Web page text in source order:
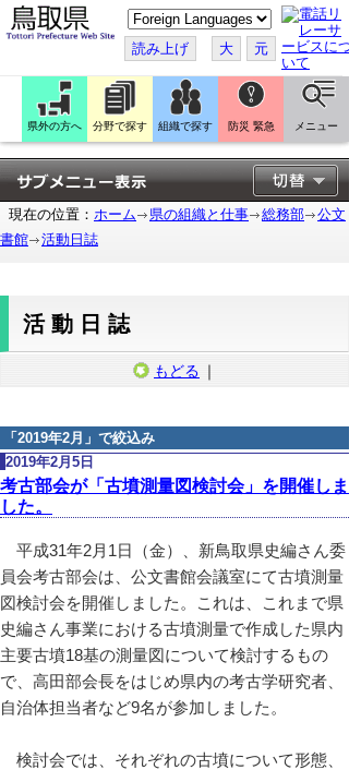
こ
の
ペ
ー
ジ
翻
訳
す
る
読み上げ 大 元
県外の方へ 分野で探す 組織で探す 防災 緊急 メニュー
現在の位置： ホーム 県の組織と仕事 総務部
公文
書館
活動日誌
活動日誌
もどる ｜
「 2019年2月 」で絞込み
2019年2月5日
考古部会が「古墳測量図検討会」を開催しま
した。
平成31年2月1日（金）、新鳥取県史編さん委
員会考古部会は、公文書館会議室にて古墳測量
図検討会を開催しました。これは、これまで県
史編さん事業における古墳測量で作成した県内
主要古墳18基の測量図について検討するもの
で、高田部会長をはじめ県内の考古学研究者、
自治体担当者など9名が参加しました。
検討会では、それぞれの古墳について形態、